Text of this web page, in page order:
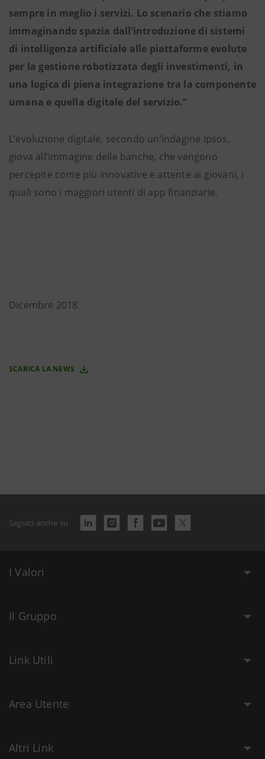
sempre in meglio i servizi. Lo scenario che stiamo
immaginando spazia dall’introduzione di sistemi
di intelligenza artificiale alle piattaforme evolute
per la gestione robotizzata degli investimenti, in
una logica di piena integrazione tra la componente
umana e quella digitale del servizio.”
L’evoluzione digitale, secondo un’indagine Ipsos,
giova all’immagine delle banche, che vengono
percepite come più innovative e attente ai giovani, i
quali sono i maggiori utenti di app finanziarie.
Dicembre 2018
SCARICA LA NEWS
Seguici anche su
I Valori
Il Gruppo
Link Utili
Area Utente
Altri Link